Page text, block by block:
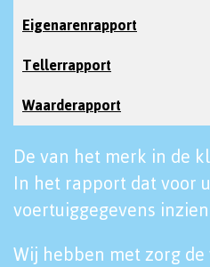
Eigenarenrapport
Tellerrapport
Waarderapport
De van het merk in de
In het rapport dat voor
voertuiggegevens
Wij hebben met zorg